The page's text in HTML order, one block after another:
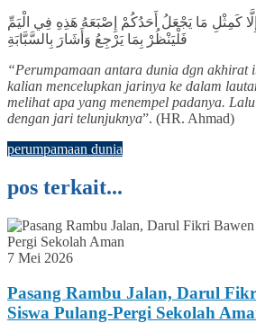
إِلَّا كَمِثْلِ مَا يَجْعَلُ أَحَدُكُمْ إِصْبَعَهُ هَذِهِ فِي الْيَمِّ
فَلْيَنْظُرْ بِمَا يَرْجِعُ وَأَشَارَ بِالسَّبَّابَةِ
“Perumpamaan antara dunia dgn akhirat
kalian mencelupkan jarinya ke dalam
melihat apa yang menempel padanya.
dengan jari telunjuknya”. (HR. Ahmad)
perumpamaan dunia
pos terkait...
7 Mei 2026
Pasang Rambu Jalan, Darul
Siswa Pulang-Pergi Sekolah